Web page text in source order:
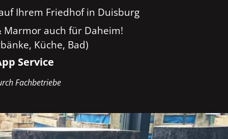
Ihrem Friedhof in Duisburg
Marmor auch für Daheim!
Küche, Bad)
Service
Fachbetriebe